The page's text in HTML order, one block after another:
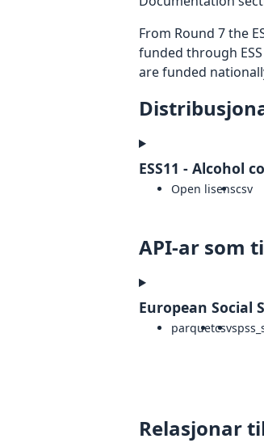
From Round 7 the
funded through
are funded
ESS11 - Alcohol
Open lisenscsv
API-ar som
European Social
parquetcsv
Relasjonar